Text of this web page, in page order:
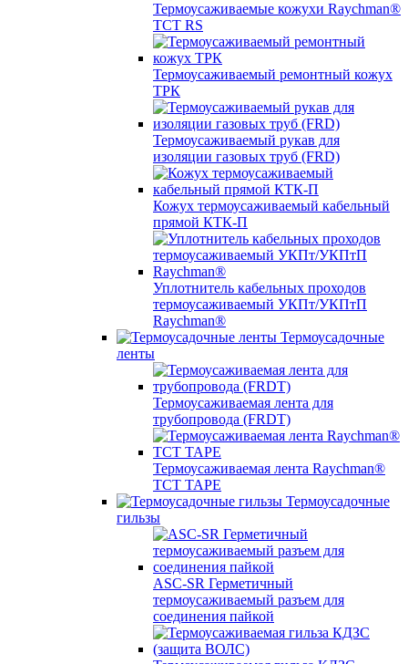
Термоусаживаемые кожухи Raychman®
TCT RS
Термоусаживаемый ремонтный кожух
ТРК
Термоусаживаемый рукав для
изоляции газовых труб (FRD)
Кожух термоусаживаемый кабельный
прямой КТК-П
Уплотнитель кабельных проходов
термоусаживаемый УКПт/УКПтП
Raychman®
Термоусадочные
ленты
Термоусаживаемая лента для
трубопровода (FRDT)
Термоусаживаемая лента Raychman®
TCT TAPE
Термоусадочные
гильзы
ASC‐SR Герметичный
термоусаживаемый разъем для
соединения пайкой